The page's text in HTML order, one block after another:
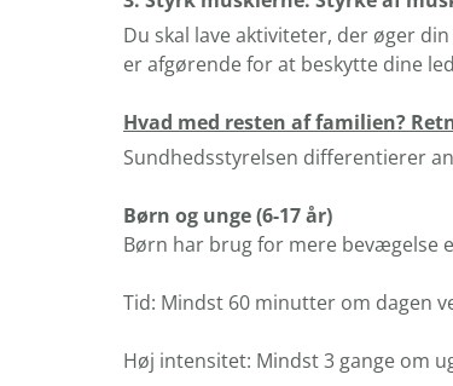
Du skal lave aktiviteter, der øger
er afgørende for at beskytte dine
Hvad med resten af familien?
Sundhedsstyrelsen differentierer
Børn og unge (6-17 år)
Børn har brug for mere bevægelse
Tid: Mindst 60 minutter om dagen
Høj intensitet: Mindst 3 gange om